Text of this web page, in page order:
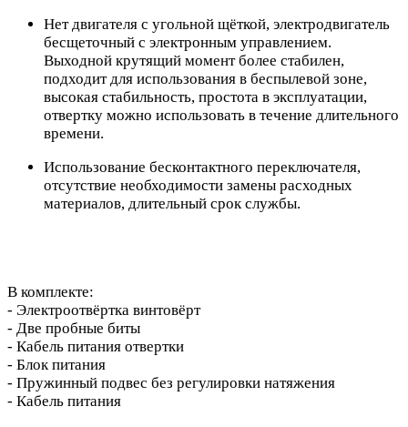
Нет двигателя с угольной щёткой, электродвигатель
бесщеточный с электронным управлением.
Выходной крутящий момент более стабилен,
подходит для использования в беспылевой зоне,
высокая стабильность, простота в эксплуатации,
отвертку можно использовать в течение длительного
времени.
Использование бесконтактного переключателя,
отсутствие необходимости замены расходных
материалов, длительный срок службы.
В комплекте:
- Электроотвёртка винтовёрт
- Две пробные биты
- Кабель питания отвертки
- Блок питания
- Пружинный подвес без регулировки натяжения
- Кабель питания